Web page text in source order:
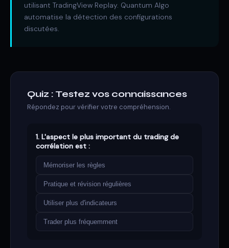
utilisant TradingView Replay. Quantum Algo
automatise la détection des configurations
discutées.
Quiz : Testez vos connaissances
Répondez pour vérifier votre compréhension.
1. L'aspect le plus important du trading de
corrélation est :
Mémoriser les règles
Pratique et révision régulières
Utiliser plus d'indicateurs
Trader plus fréquemment